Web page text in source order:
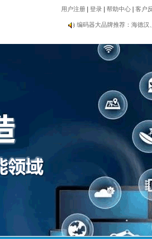
用户注册 登录 帮助中心 客户
编码器大品牌推荐：海德
速器等设备
编码器大品牌推荐：海德汉
自动化类：传感器、编码器